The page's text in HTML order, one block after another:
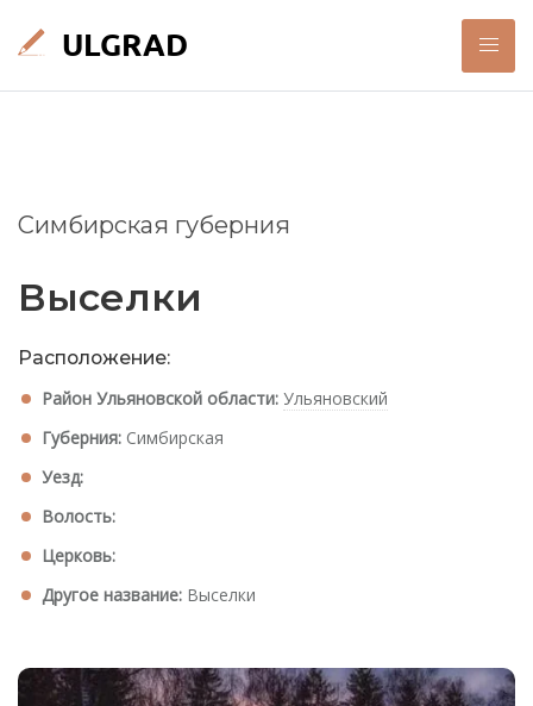
Симбирская губерния
Выселки
Расположение:
Район Ульяновской области: Ульяновский
Губерния: Симбирская
Уезд:
Волость:
Церковь:
Другое название: Выселки